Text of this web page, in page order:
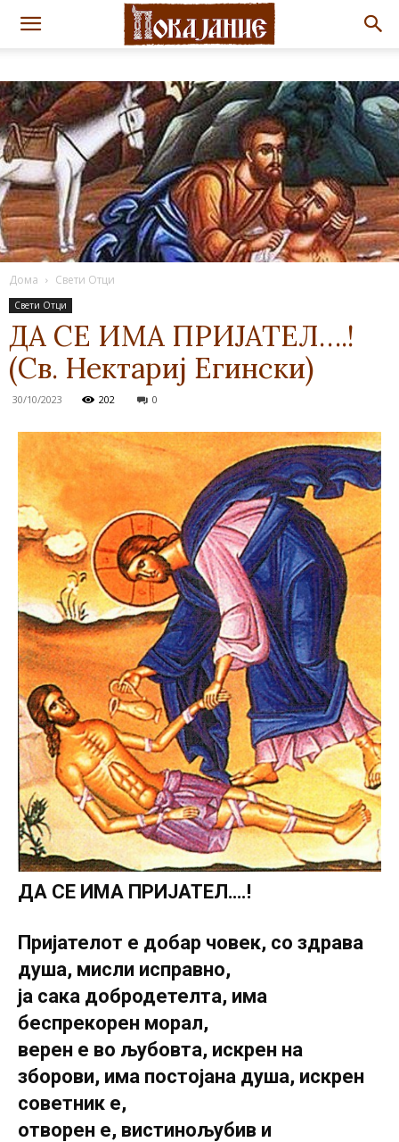
Дома Свети Отци
Свети Отци
ДА СЕ ИМА ПРИЈАТЕЛ….!
(Св. Нектариј Егински)
30/10/2023 202 0
ДА СЕ ИМА ПРИЈАТЕЛ….!
Пријателот е добар човек, со здрава
душа, мисли исправно,
ја сака добродетелта, има
беспрекорен морал,
верен е во љубовта, искрен на
зборови, има постојана душа, искрен
советник е,
отворен е, вистинољубив и